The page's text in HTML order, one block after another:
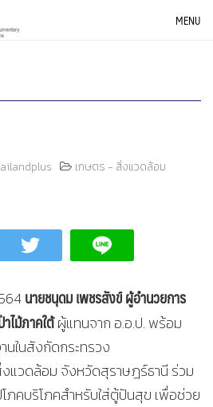
MENU
เกษตร - สิ่งแวดล้อม
นายชนุดม เพชรสังข์ ผู้อำนวยการ
ไม้ภาคใต้ผู้แทนจาก อ.อ.ป. พร้อม
ในสังกัดกระทรวง
แวดล้อม จังหวัดสุราษฎร์ธานี ร่วม
ภคบริโภคสำหรับใส่ตู้ปันสุข เพื่อช่วย